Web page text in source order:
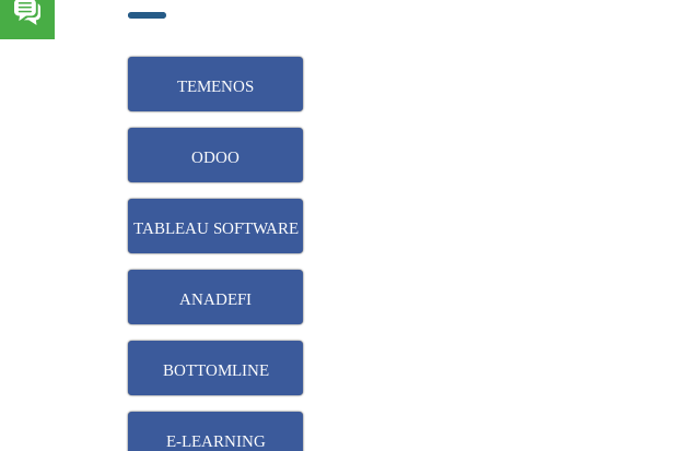
TEMENOS
ODOO
TABLEAU SOFTWARE
ANADEFI
BOTTOMLINE
E-LEARNING